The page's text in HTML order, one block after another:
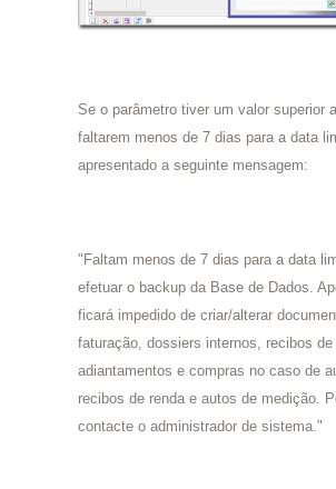
Se o parâmetro tiver um valor superior
faltarem menos de 7 dias para a data
apresentado a seguinte mensagem:
"Faltam menos de 7 dias para a data
efetuar o backup da Base de Dados.
ficará impedido de criar/alterar
faturação, dossiers internos, recibos de
adiantamentos e compras no caso de
recibos de renda e autos de medição.
contacte o administrador de sistema."